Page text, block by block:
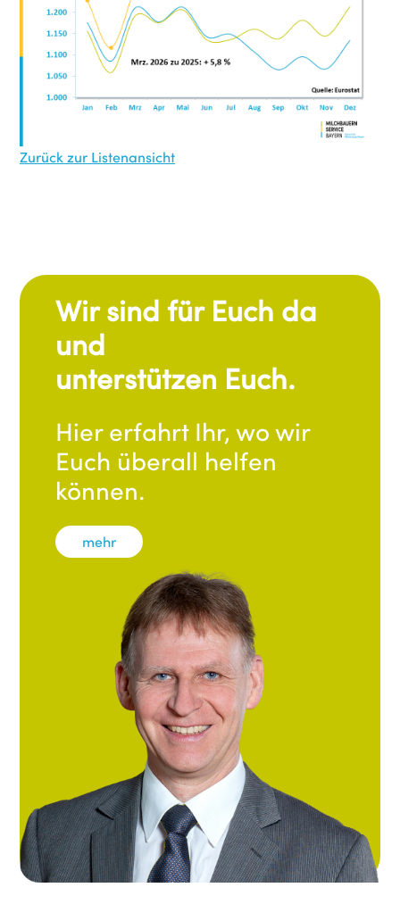
Zurück zur Listenansicht
Wir sind für Euch da
und
unterstützen Euch.
Hier erfahrt Ihr, wo wir
Euch überall helfen
können.
mehr